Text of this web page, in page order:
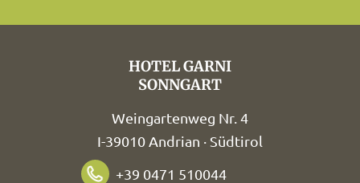
HOTEL GARNI
SONNGART
Weingartenweg Nr. 4
I-39010 Andrian · Südtirol
+39 0471 510044